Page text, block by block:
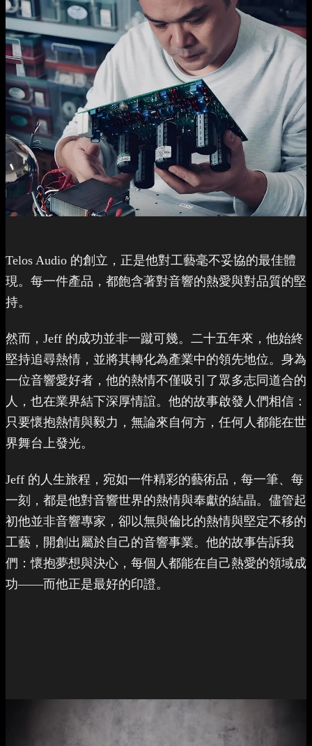
Telos Audio 的創立，正是他對工藝毫不妥協的最佳體
現。每一件產品，都飽含著對音響的熱愛與對品質的堅
持。
然而，Jeff 的成功並非一蹴可幾。二十五年來，他始終
堅持追尋熱情，並將其轉化為產業中的領先地位。身為
一位音響愛好者，他的熱情不僅吸引了眾多志同道合的
人，也在業界結下深厚情誼。他的故事啟發人們相信：
只要懷抱熱情與毅力，無論來自何方，任何人都能在世
界舞台上發光。
Jeff 的人生旅程，宛如一件精彩的藝術品，每一筆、每
一刻，都是他對音響世界的熱情與奉獻的結晶。儘管起
初他並非音響專家，卻以無與倫比的熱情與堅定不移的
工藝，開創出屬於自己的音響事業。他的故事告訴我
們：懷抱夢想與決心，每個人都能在自己熱愛的領域成
功——而他正是最好的印證。